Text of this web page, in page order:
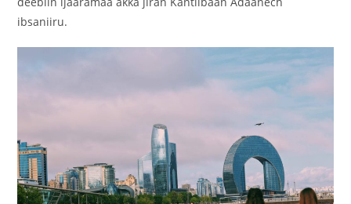
ibsaniiru.